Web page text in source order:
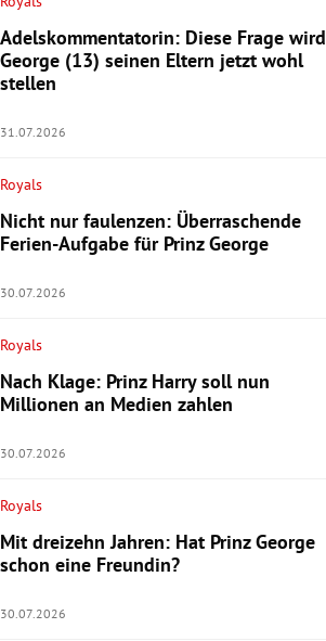
Adelskommentatorin: Diese Frage wird
George (13) seinen Eltern jetzt wohl
stellen
31.07.2026
Royals
Nicht nur faulenzen: Überraschende
Ferien-Aufgabe für Prinz George
30.07.2026
Royals
Nach Klage: Prinz Harry soll nun
Millionen an Medien zahlen
30.07.2026
Royals
Mit dreizehn Jahren: Hat Prinz George
schon eine Freundin?
30.07.2026